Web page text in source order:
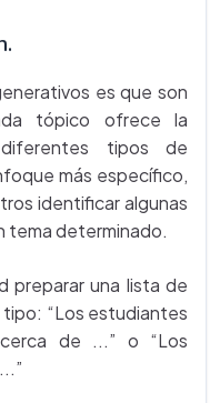
es que son
tópico ofrece la
tipos de
más específico,
identificar algunas
tema determinado.
preparar una lista de
“Los estudiantes
de ...” o “Los